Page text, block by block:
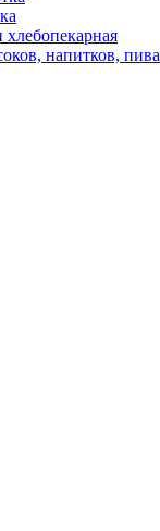
хлебопекарная
напитков, пива